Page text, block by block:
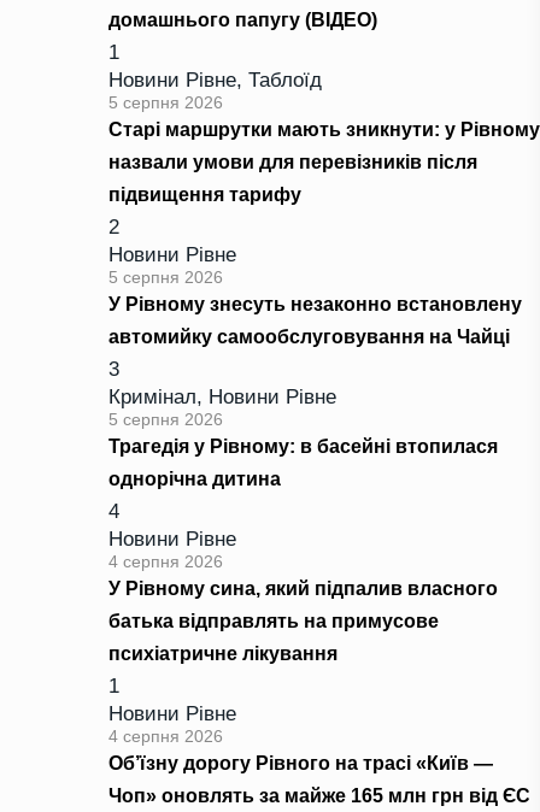
домашнього папугу (ВІДЕО)
1
Новини Рівне, Таблоїд
5 серпня 2026
Старі маршрутки мають зникнути: у Рівному
назвали умови для перевізників після
підвищення тарифу
2
Новини Рівне
5 серпня 2026
У Рівному знесуть незаконно встановлену
автомийку самообслуговування на Чайці
3
Кримінал, Новини Рівне
5 серпня 2026
Трагедія у Рівному: в басейні втопилася
однорічна дитина
4
Новини Рівне
4 серпня 2026
У Рівному сина, який підпалив власного
батька відправлять на примусове
психіатричне лікування
1
Новини Рівне
4 серпня 2026
Об’їзну дорогу Рівного на трасі «Київ —
Чоп» оновлять за майже 165 млн грн від ЄС